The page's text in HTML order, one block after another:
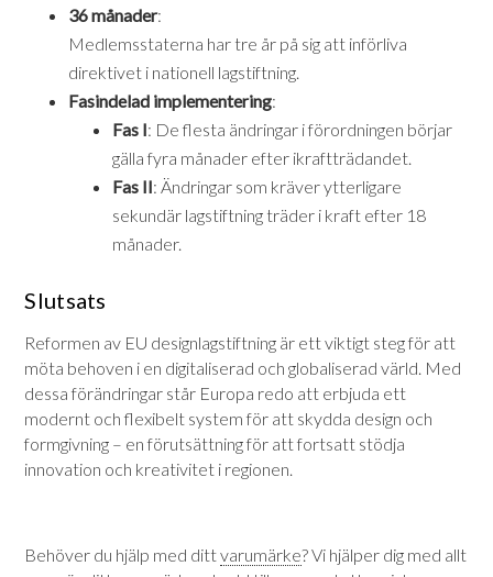
36 månader:
Medlemsstaterna har tre år på sig att införliva
direktivet i nationell lagstiftning.
Fasindelad implementering:
Fas I: De flesta ändringar i förordningen börjar
gälla fyra månader efter ikraftträdandet.
Fas II: Ändringar som kräver ytterligare
sekundär lagstiftning träder i kraft efter 18
månader.
Slutsats
Reformen av EU designlagstiftning är ett viktigt steg för att
möta behoven i en digitaliserad och globaliserad värld. Med
dessa förändringar står Europa redo att erbjuda ett
modernt och flexibelt system för att skydda design och
formgivning – en förutsättning för att fortsatt stödja
innovation och kreativitet i regionen.
Behöver du hjälp med dittvarumärke? Vi hjälper dig med allt